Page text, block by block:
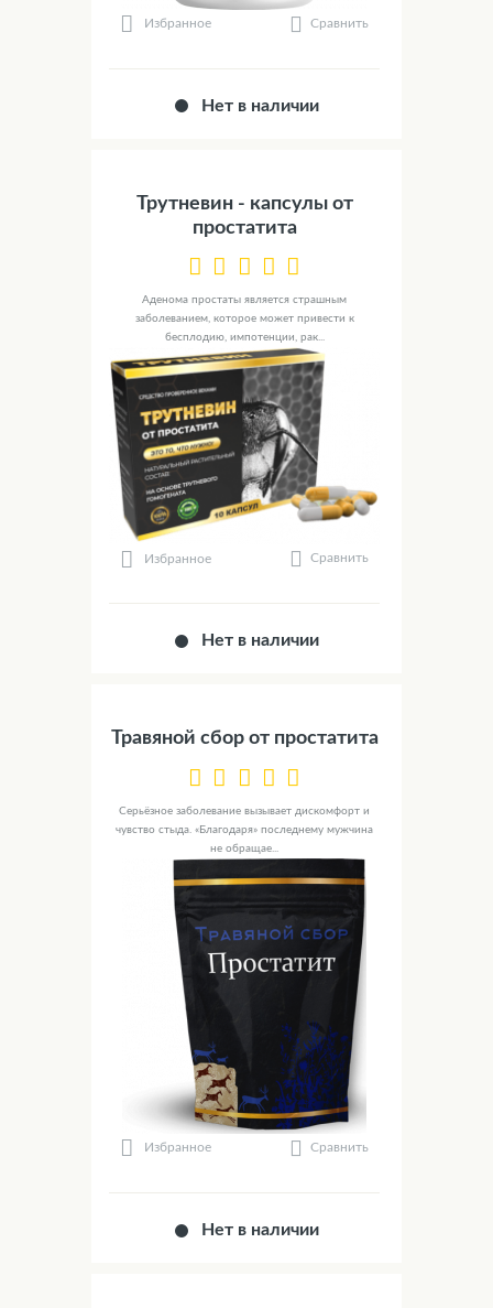
Избранное Сравнить
Нет в наличии
Трутневин - капсулы от
простатита
Аденома простаты является страшным
заболеванием, которое может привести к
бесплодию, импотенции, рак...
Избранное Сравнить
Нет в наличии
Травяной сбор от простатита
Серьёзное заболевание вызывает дискомфорт и
чувство стыда. «Благодаря» последнему мужчина
не обращае...
Избранное Сравнить
Нет в наличии